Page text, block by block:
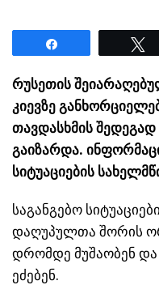
რუსეთის
კიევზე
თავდასხმის
გაიზარდა.
სიტუაციების
საგანგებო
დაღუპულთა შორის
დრომდე მუშაობენ და
ეძებენ.